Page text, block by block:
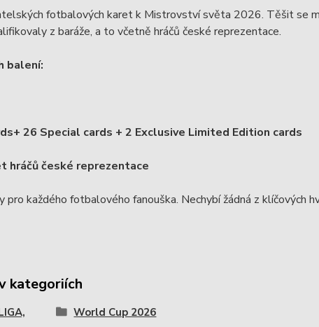
fotbalových karet k Mistrovství světa 2026. Těšit se
z baráže, a to včetně hráčů české reprezentace.
balení:
26 Special cards + 2 Exclusive Limited Edition cards
hráčů české reprezentace
pro každého fotbalového fanouška. Nechybí žádná z klíčových
kategoriích
World Cup 2026